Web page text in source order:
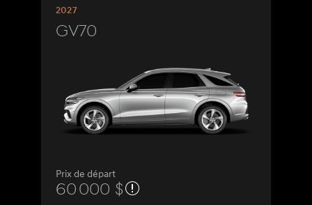
2027
GV70
Prix de départ
60 000 $